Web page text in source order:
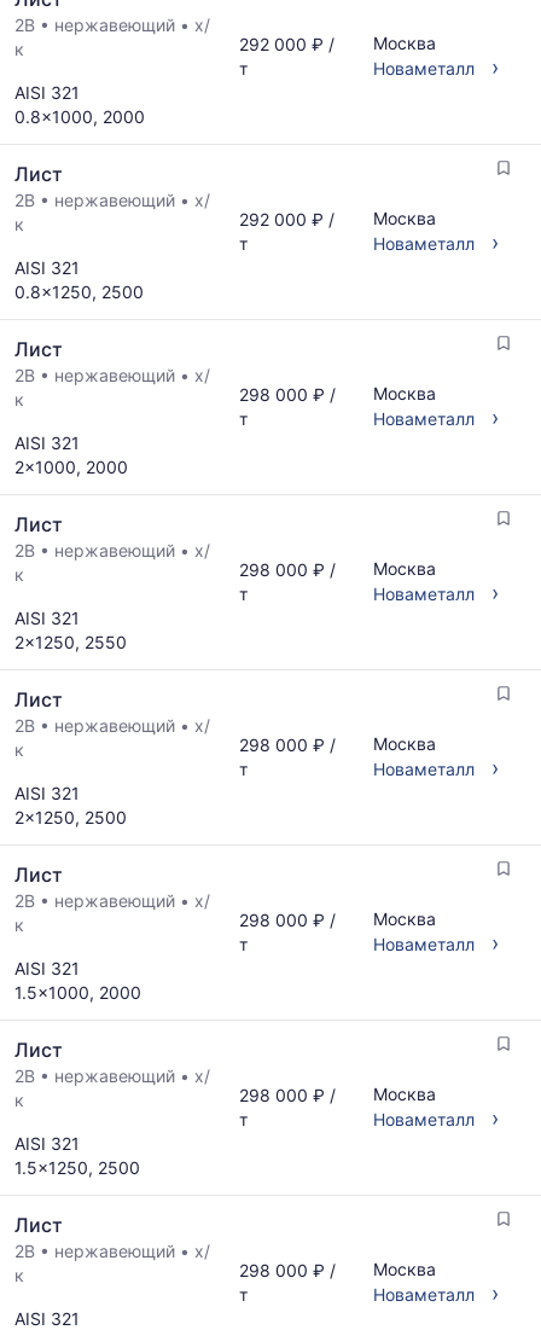
2B • нержавеющий • х/
к
AISI 321
0.8x1000, 2000
292 000 ₽ /
т
Москва
Новаметалл
›
Лист
2B • нержавеющий • х/
к
AISI 321
0.8x1250, 2500
292 000 ₽ /
т
Москва
Новаметалл
›
Лист
2B • нержавеющий • х/
к
AISI 321
2x1000, 2000
298 000 ₽ /
т
Москва
Новаметалл
›
Лист
2B • нержавеющий • х/
к
AISI 321
2x1250, 2550
298 000 ₽ /
т
Москва
Новаметалл
›
Лист
2B • нержавеющий • х/
к
AISI 321
2x1250, 2500
298 000 ₽ /
т
Москва
Новаметалл
›
Лист
2B • нержавеющий • х/
к
AISI 321
1.5x1000, 2000
298 000 ₽ /
т
Москва
Новаметалл
›
Лист
2B • нержавеющий • х/
к
AISI 321
1.5x1250, 2500
298 000 ₽ /
т
Москва
Новаметалл
›
Лист
2B • нержавеющий • х/
к
AISI 321
298 000 ₽ /
т
Москва
Новаметалл
›